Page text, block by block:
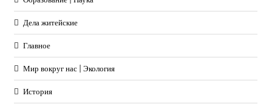
Дела житейские
Главное
Мир вокруг нас | Экология
История